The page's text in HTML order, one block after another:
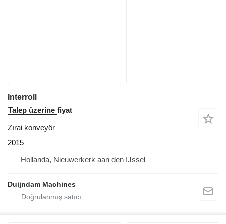
Interroll
Talep üzerine fiyat
Zırai konveyör
2015
Hollanda, Nieuwerkerk aan den IJssel
Duijndam Machines